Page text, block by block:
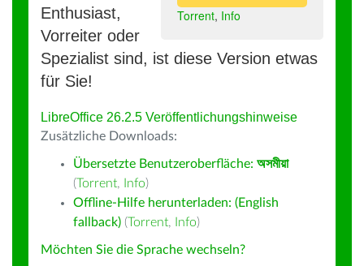
Torrent, Info
Enthusiast,
Vorreiter oder
Spezialist sind, ist diese Version etwas
für Sie!
LibreOffice 26.2.5 Veröffentlichungshinweise
Zusätzliche Downloads:
Übersetzte Benutzeroberfläche: অসমীয়া
(Torrent, Info)
Offline-Hilfe herunterladen: (English
fallback) (Torrent, Info)
Möchten Sie die Sprache wechseln?